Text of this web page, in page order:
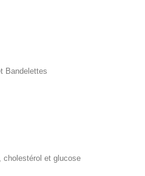
Bandelettes
cholestérol et glucose